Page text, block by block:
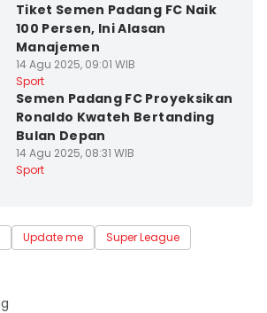
Tiket Semen Padang FC Naik
100 Persen, Ini Alasan
Manajemen
14 Agu 2025, 09:01 WIB
Sport
Semen Padang FC Proyeksikan
Ronaldo Kwateh Bertanding
Bulan Depan
14 Agu 2025, 08:31 WIB
Sport
Update me Super League